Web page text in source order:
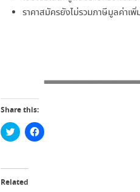
ราคาสมัครยังไม่รวมภาษีมูลค่าเพิ่
Share this:
C
l
t
o
s
C
l
Related